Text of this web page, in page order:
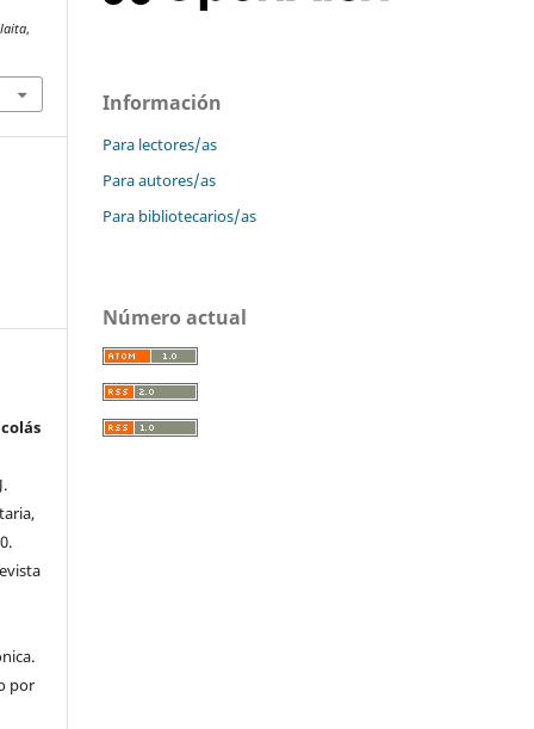
,
por
Información
Para lectores/as
Para autores/as
Para bibliotecarios/as
Número actual